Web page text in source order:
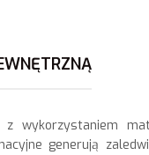
z wykorzystaniem
generują